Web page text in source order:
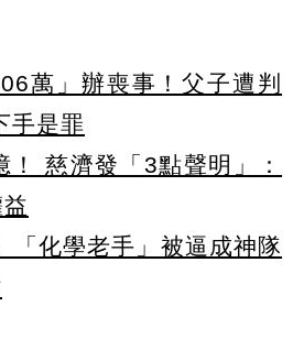
萬」辦喪事！父子遭判
手是罪
！ 慈濟發「3點聲明」：
「化學老手」被逼成神隊